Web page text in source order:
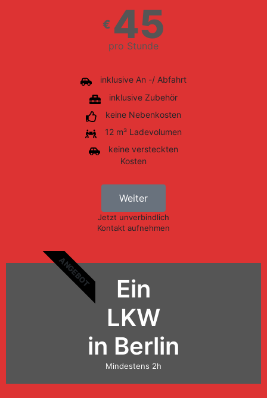
€ 45
pro Stunde
inklusive An -/ Abfahrt
inklusive Zubehör
keine Nebenkosten
12 m³ Ladevolumen
keine versteckten
Kosten
Weiter
Jetzt unverbindlich
Kontakt aufnehmen
ANGEBOT
Ein
LKW
in Berlin
Mindestens 2h